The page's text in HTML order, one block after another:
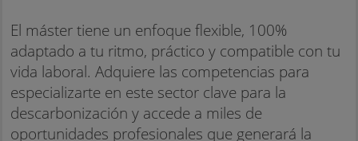
El máster tiene un enfoque flexible, 100%
adaptado a tu ritmo, práctico y compatible con tu
vida laboral. Adquiere las competencias para
especializarte en este sector clave para la
descarbonización y accede a miles de
oportunidades profesionales que generará la